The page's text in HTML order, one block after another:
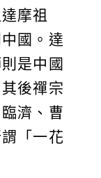
摩祖
國。達
是中國
後禪宗
濟、曹
「一花